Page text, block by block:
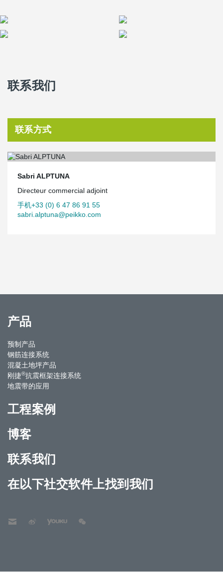
联系我们
联系方式
Sabri ALPTUNA
Directeur commercial adjoint
手机+33 (0) 6 47 86 91 55
sabri.alptuna@peikko.com
产品
预制产品
钢筋连接系统
混凝土地坪产品
刚捷®抗震框架连接系统
地震带的应用
工程案例
博客
联系我们
在以下社交软件上找到我们